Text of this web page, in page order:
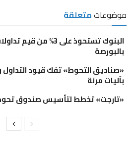
موضوعاتمتعلقة
البنوك تستحوذ على 3%
بالبورصة
«صناديق التحوط» تفك قيود
بآليات مرنة
«تارجت» تخطط لتأسيس صندوق تحوط